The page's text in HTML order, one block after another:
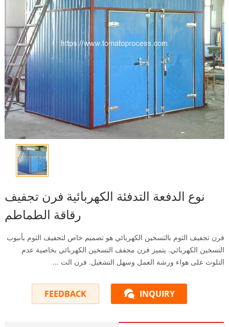
نوع الدفعة التدفئة الكهربائية فرن تجفيف
رقاقة الطماطم
فرن تجفيف الثوم بالتسخين الكهربائي هو تصميم خاص لتجفيف الثوم بأنبوب
التسخين الكهربائي. يتميز فرن مجفف التسخين الكهربائي بخاصية عدم
التلوث على هواء ورشة العمل وسهل التشغيل. فرن الت ...
INQUIRY
FEEDBACK